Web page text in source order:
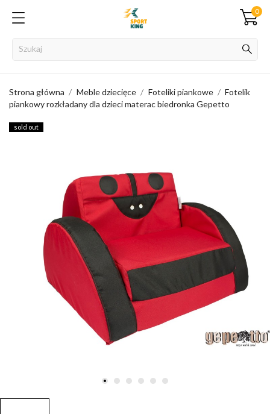
0
Strona główna Meble dziecięce Foteliki piankowe
Fotelik
piankowy rozkładany dla dzieci materac biedronka Gepetto
sold out